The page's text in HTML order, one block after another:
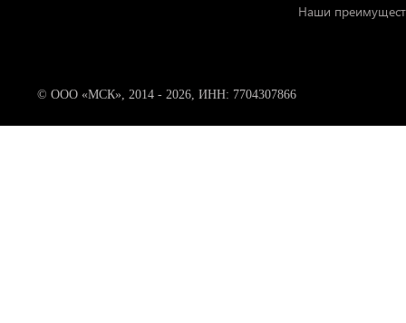
Наши
© ООО «МСК», 2014 - 2026, ИНН: 7704307866